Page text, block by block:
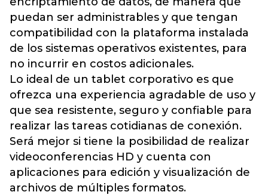
puedan ser administrables y que tengan
compatibilidad con la plataforma instalada
de los sistemas operativos existentes, para
no incurrir en costos adicionales.
Lo ideal de un tablet corporativo es que
ofrezca una experiencia agradable de uso y
que sea resistente, seguro y confiable para
realizar las tareas cotidianas de conexión.
Será mejor si tiene la posibilidad de realizar
videoconferencias HD y cuenta con
aplicaciones para edición y visualización de
archivos de múltiples formatos.